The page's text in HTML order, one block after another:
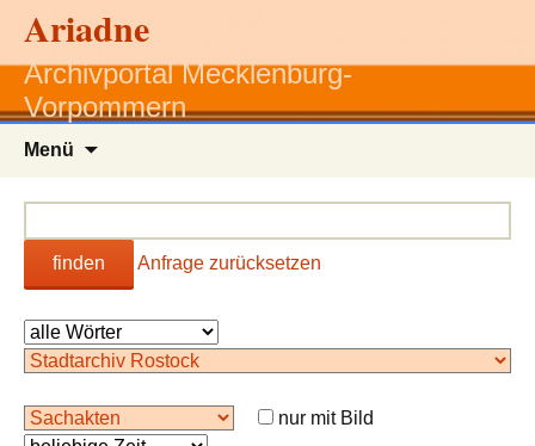
Ariadne
Archivportal Mecklenburg-
Vorpommern
Menü
finden Anfrage zurücksetzen
nur mit Bild